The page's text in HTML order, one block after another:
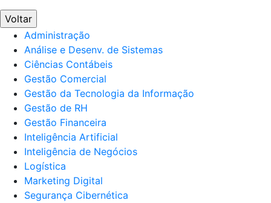
Voltar
Administração
Análise e Desenv. de Sistemas
Ciências Contábeis
Gestão Comercial
Gestão da Tecnologia da Informação
Gestão de RH
Gestão Financeira
Inteligência Artificial
Inteligência de Negócios
Logística
Marketing Digital
Segurança Cibernética